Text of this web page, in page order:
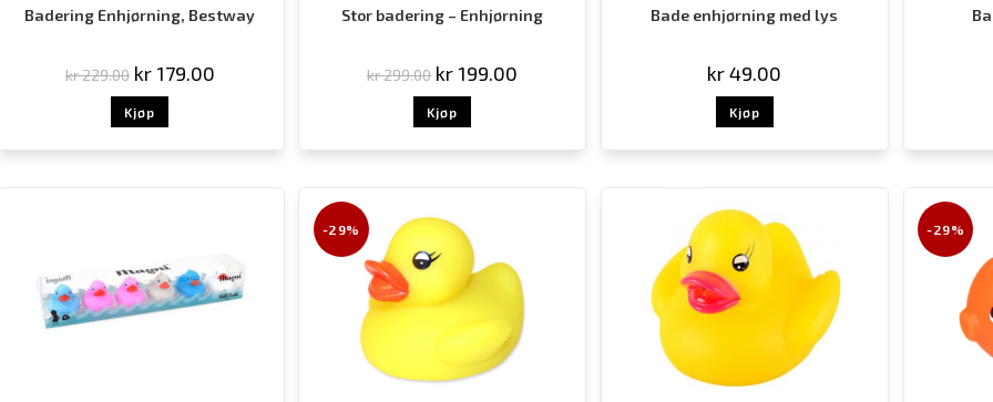
Badering Enhjørning, Bestway
kr229.00 kr179.00
Kjøp
Stor badering – Enhjørning
kr299.00 kr 199.00
Kjøp
Bade enhjørning med lys
kr49.00
Kjøp
-29% -29%